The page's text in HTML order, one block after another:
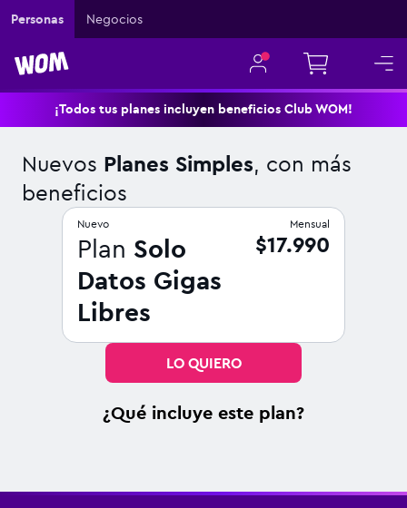
Personas Negocios
¡Todos tus planes incluyen beneficios Club WOM!
Nuevos Planes Simples, con más
beneficios
Nuevo
Plan Solo
Datos Gigas
Libres
Mensual
$17.990
LO QUIERO
¿Qué incluye este plan?